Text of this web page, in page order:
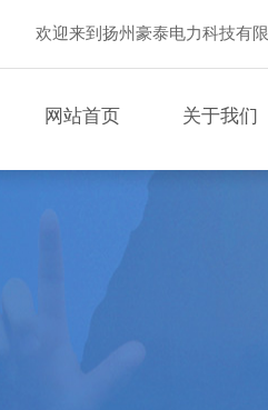
欢迎来到扬州豪泰电力科技有
网站首页 关于我们